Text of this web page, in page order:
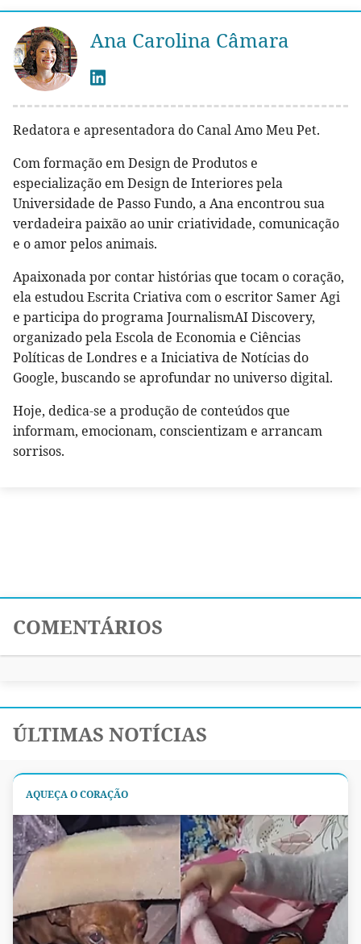
Ana Carolina Câmara
Redatora e apresentadora do Canal Amo Meu Pet.
Com formação em Design de Produtos e
especialização em Design de Interiores pela
Universidade de Passo Fundo, a Ana encontrou sua
verdadeira paixão ao unir criatividade, comunicação
e o amor pelos animais.
Apaixonada por contar histórias que tocam o coração,
ela estudou Escrita Criativa com o escritor Samer Agi
e participa do programa JournalismAI Discovery,
organizado pela Escola de Economia e Ciências
Políticas de Londres e a Iniciativa de Notícias do
Google, buscando se aprofundar no universo digital.
Hoje, dedica-se a produção de conteúdos que
informam, emocionam, conscientizam e arrancam
sorrisos.
COMENTÁRIOS
ÚLTIMAS NOTÍCIAS
AQUEÇA O CORAÇÃO